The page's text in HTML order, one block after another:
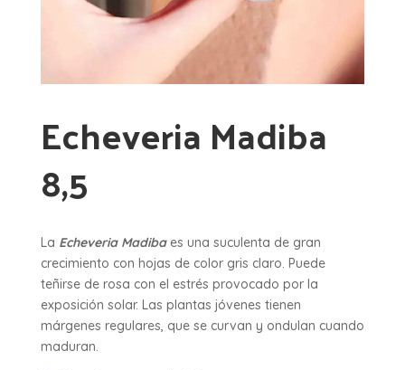
Echeveria Madiba
8,5
La Echeveria Madiba es una suculenta de gran
crecimiento con hojas de color gris claro. Puede
teñirse de rosa con el estrés provocado por la
exposición solar. Las plantas jóvenes tienen
márgenes regulares, que se curvan y ondulan cuando
maduran.